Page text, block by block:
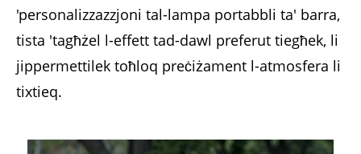
'personalizzazzjoni tal-lampa portabbli ta' barra,
tista 'tagħżel l-effett tad-dawl preferut tiegħek, li
jippermettilek toħloq preċiżament l-atmosfera li
tixtieq.